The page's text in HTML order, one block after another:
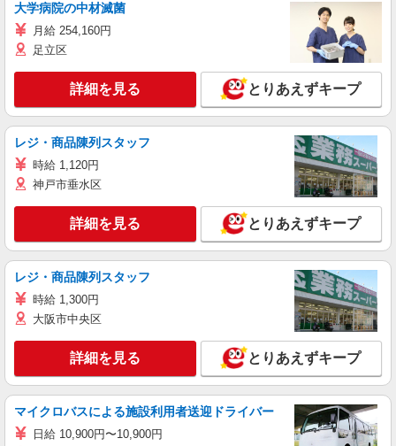
大学病院の中材滅菌
月給 254,160円
足立区
詳細を見る とりあえずキープ
レジ・商品陳列スタッフ
時給 1,120円
神戸市垂水区
詳細を見る とりあえずキープ
レジ・商品陳列スタッフ
時給 1,300円
大阪市中央区
詳細を見る とりあえずキープ
マイクロバスによる施設利用者送迎ドライバー
日給 10,900円〜10,900円